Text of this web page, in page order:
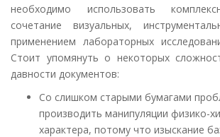
необходимо использовать
сочетание визуальных,
применением лабораторных
Стоит упомянуть о некоторых
давности документов:
Со слишком старыми бумагами
производить манипуляции физико-
характера, потому что изыскание